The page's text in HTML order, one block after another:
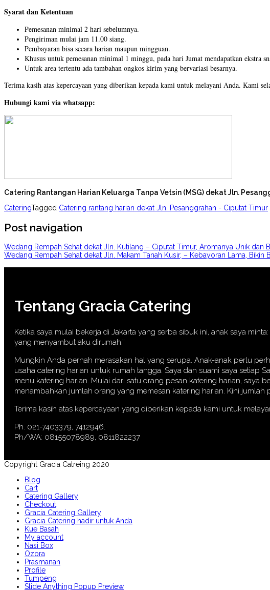
Syarat dan Ketentuan
Pemesanan minimal 2 hari sebelumnya.
Pengiriman mulai jam 11.00 siang.
Pembayaran bisa secara harian maupun mingguan.
Khusus untuk pemesanan minimal 1 minggu, pada hari Jumat mendapatkan ekstra
Untuk area tertentu ada tambahan ongkos kirim yang bervariasi besarnya.
Terima kasih atas kepercayaan yang diberikan kepada kami untuk melayani Anda. Kami
Hubungi kami via whatsapp:
Catering Rantangan Harian Keluarga Tanpa Vetsin (MSG) dekat Jln.
CateringTagged Catering rantang harian dekat Jln. Pesanggrahan - Ciputat Timur
Post navigation
Wedang Rempah Sehat dekat Jln. Kutilang – Ciputat Timur, Aromanya Unik dan
Wedang Rempah Sehat dekat Jln. Makam Tanah Kusir, – Kebayoran Lama,
Tentang Gracia Catering
Ketika saya mulai bekerja di Jakarta yang serba sibuk ini, anak saya
yang menyambut aku dirumah.”
Mungkin Anda pernah merasakan hal yang serupa. Anak-anak perlu
usaha catering harian untuk rumah tangga. Saya dan suami saya
menu katering harian. Mulai dari satu orang pesan katering harian, saya
menambahkan jumlah orang yang memesan katering harian. Kini
Terima kasih atas kepercayaan yang diberikan kepada kami untuk
Ph. 021-7403379, 7412946.
Ph/WA: 08155078989, 0811822237
Copyright Gracia Catreing 2020
Blog
Cart
Catering Gallery
Checkout
Gracia Catering Gallery
Gracia Catering hadir untuk Anda
Kue Basah
My account
Nasi Box
Ozora
Prasmanan
Profile
Tumpeng
Slide Anything Popup Preview